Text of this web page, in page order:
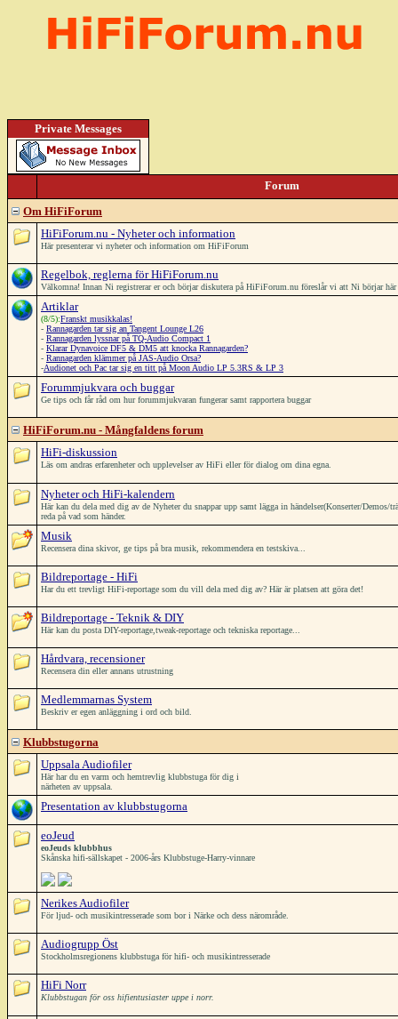
Private Messages
Forum
Om HiFiForum
HiFiForum.nu - Nyheter och information
Här presenterar vi nyheter och information om HiFiForum
Regelbok, reglerna för HiFiForum.nu
Välkomna! Innan Ni registrerar er och börjar diskutera på HiFiForum.nu föreslår vi att Ni börjar
Artiklar
(8/5):Franskt musikkalas!
- Rannagarden tar sig an Tangent Lounge L26
- Rannagarden lyssnar på TQ-Audio Compact 1
- Klarar Dynavoice DF5 & DM5 att knocka Rannagarden?
- Rannagarden klämmer på JAS-Audio Orsa?
-Audionet och Pac tar sig en titt på Moon Audio LP 5.3RS & LP 3
Forummjukvara och buggar
Ge tips och får råd om hur forummjukvaran fungerar samt rapportera buggar
HiFiForum.nu - Mångfaldens forum
HiFi-diskussion
Läs om andras erfarenheter och upplevelser av HiFi eller för dialog om dina egna.
Nyheter och HiFi-kalendern
Här kan du dela med dig av de Nyheter du snappar upp samt lägga in händelser(Konserter/Demos/
reda på vad som händer.
Musik
Recensera dina skivor, ge tips på bra musik, rekommendera en testskiva...
Bildreportage - HiFi
Har du ett trevligt HiFi-reportage som du vill dela med dig av? Här är platsen att göra det!
Bildreportage - Teknik & DIY
Här kan du posta DIY-reportage,tweak-reportage och tekniska reportage...
Hårdvara, recensioner
Recensera din eller annans utrustning
Medlemmarnas System
Beskriv er egen anläggning i ord och bild.
Klubbstugorna
Uppsala Audiofiler
Här har du en varm och hemtrevlig klubbstuga för dig i
närheten av uppsala.
Presentation av klubbstugorna
eoJeud
eoJeuds klubbhus
Skånska hifi-sällskapet - 2006-års Klubbstuge-Harry-vinnare
Nerikes Audiofiler
För ljud- och musikintresserade som bor i Närke och dess närområde.
Audiogrupp Öst
Stockholmsregionens klubbstuga för hifi- och musikintresserade
HiFi Norr
Klubbstugan för oss hifientusiaster uppe i norr.